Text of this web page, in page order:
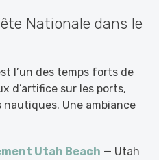
Nationale dans le
l’un des temps forts de
d’artifice sur les ports,
nautiques. Une ambiance
Utah Beach — Utah